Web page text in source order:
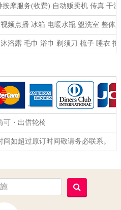
按摩服务(收费) 自动贩卖机 传真 干
频点播 冰箱 电暖水瓶 盥洗室 整体
浴露 毛巾 浴巾 剃须刀 梳子 睡衣 拖
可・出借轮椅
间如超过原订时间敬请务必联系。